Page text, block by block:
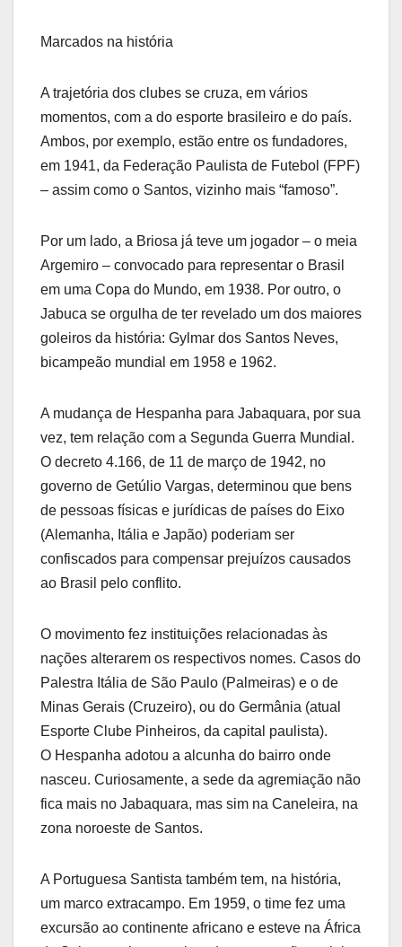
Marcados na história
A trajetória dos clubes se cruza, em vários
momentos, com a do esporte brasileiro e do país.
Ambos, por exemplo, estão entre os fundadores,
em 1941, da Federação Paulista de Futebol (FPF)
– assim como o Santos, vizinho mais “famoso”.
Por um lado, a Briosa já teve um jogador – o meia
Argemiro – convocado para representar o Brasil
em uma Copa do Mundo, em 1938. Por outro, o
Jabuca se orgulha de ter revelado um dos maiores
goleiros da história: Gylmar dos Santos Neves,
bicampeão mundial em 1958 e 1962.
A mudança de Hespanha para Jabaquara, por sua
vez, tem relação com a Segunda Guerra Mundial.
O decreto 4.166, de 11 de março de 1942, no
governo de Getúlio Vargas, determinou que bens
de pessoas físicas e jurídicas de países do Eixo
(Alemanha, Itália e Japão) poderiam ser
confiscados para compensar prejuízos causados
ao Brasil pelo conflito.
O movimento fez instituições relacionadas às
nações alterarem os respectivos nomes. Casos do
Palestra Itália de São Paulo (Palmeiras) e o de
Minas Gerais (Cruzeiro), ou do Germânia (atual
Esporte Clube Pinheiros, da capital paulista).
O Hespanha adotou a alcunha do bairro onde
nasceu. Curiosamente, a sede da agremiação não
fica mais no Jabaquara, mas sim na Caneleira, na
zona noroeste de Santos.
A Portuguesa Santista também tem, na história,
um marco extracampo. Em 1959, o time fez uma
excursão ao continente africano e esteve na África